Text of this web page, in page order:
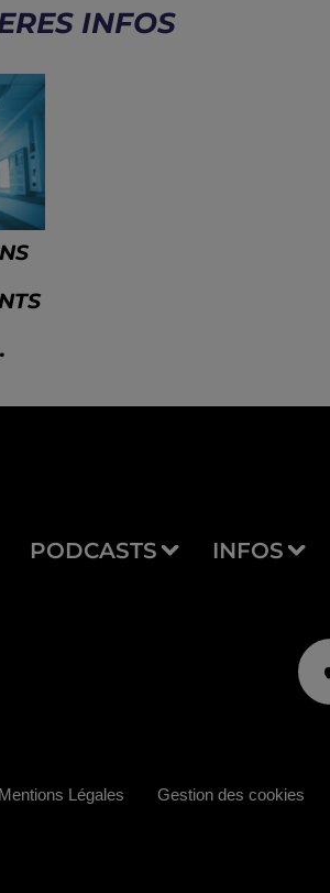
INFOS
PODCASTS INFOS
Mentions Légales Gestion des cookies